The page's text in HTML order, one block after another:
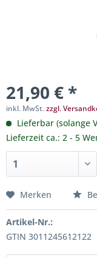
21,90 € *
inkl. MwSt.zzgl.
Lieferbar (solange
Lieferzeit ca.: 2 - 5
Merken
Artikel-Nr.:
GTIN 3011245612122